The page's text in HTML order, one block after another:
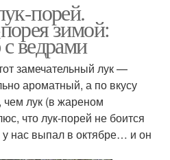
порей.
зимой:
ведрами
замечательный лук —
ароматный, а по вкусу
лук (в жареном
что лук-порей не боится
нас выпал в октябре… и он